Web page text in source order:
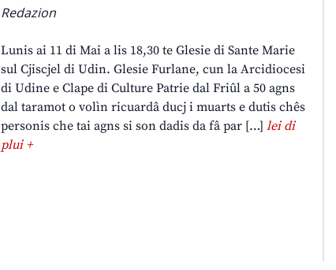
Redazion
Lunis ai 11 di Mai a lis 18,30 te Glesie di Sante Marie
sul Cjiscjel di Udin. Glesie Furlane, cun la Arcidiocesi
di Udine e Clape di Culture Patrie dal Friûl a 50 agns
dal taramot o volìn ricuardâ ducj i muarts e dutis chês
personis che tai agns si son dadis da fâ par […] lei di
plui +